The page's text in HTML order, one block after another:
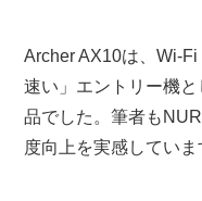
Archer AX10は、Wi-
速い」エントリー機
品でした。筆者も
度向上を実感していま